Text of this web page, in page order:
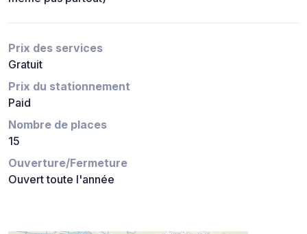
Prix des services
Gratuit
Prix du stationnement
Paid
Nombre de places
15
Ouverture/Fermeture
Ouvert toute l'année